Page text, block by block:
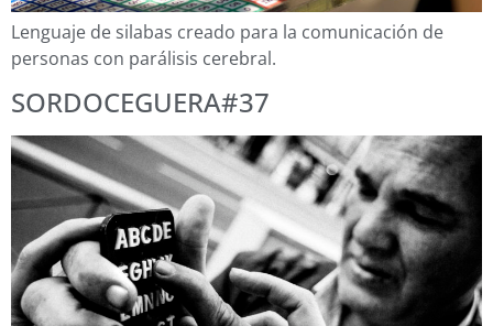
Lenguaje de silabas creado para la comunicación de
personas con parálisis cerebral.
SORDOCEGUERA#37